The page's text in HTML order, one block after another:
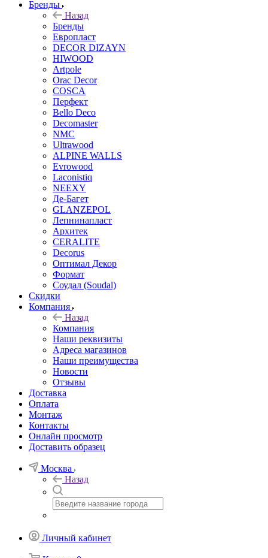
Бренды
Назад
Бренды
Европласт
DECOR DIZAYN
HIWOOD
Artpole
Orac Decor
COSCA
Перфект
Bello Deco
Decomaster
NMС
Ultrawood
ALPINE WALLS
Evrowood
Laconistiq
NEEXY
Де-Багет
GLANZEPOL
Лепнинапласт
Архитек
CERALITE
Decorus
Оптимал Декор
Формат
Соудал (Soudal)
Скидки
Компания
Назад
Компания
Наши реквизиты
Адреса магазинов
Наши преимущества
Новости
Отзывы
Доставка
Оплата
Монтаж
Контакты
Онлайн просмотр
Доставить образец
Москва
Назад
Личный кабинет